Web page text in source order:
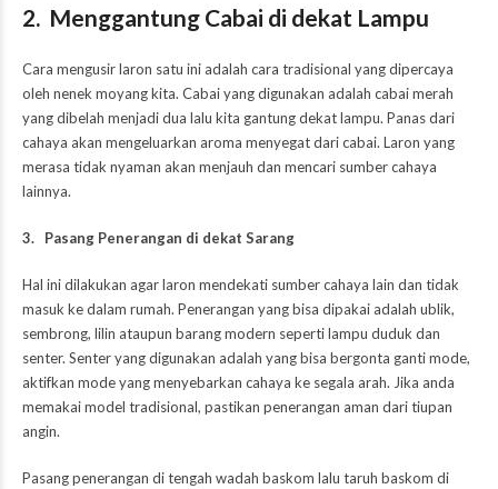
2. Menggantung Cabai di dekat Lampu
Cara mengusir laron satu ini adalah cara tradisional yang dipercaya
oleh nenek moyang kita. Cabai yang digunakan adalah cabai merah
yang dibelah menjadi dua lalu kita gantung dekat lampu. Panas dari
cahaya akan mengeluarkan aroma menyegat dari cabai. Laron yang
merasa tidak nyaman akan menjauh dan mencari sumber cahaya
lainnya.
3. Pasang Penerangan di dekat Sarang
Hal ini dilakukan agar laron mendekati sumber cahaya lain dan tidak
masuk ke dalam rumah. Penerangan yang bisa dipakai adalah ublik,
sembrong, lilin ataupun barang modern seperti lampu duduk dan
senter. Senter yang digunakan adalah yang bisa bergonta ganti mode,
aktifkan mode yang menyebarkan cahaya ke segala arah. Jika anda
memakai model tradisional, pastikan penerangan aman dari tiupan
angin.
Pasang penerangan di tengah wadah baskom lalu taruh baskom di